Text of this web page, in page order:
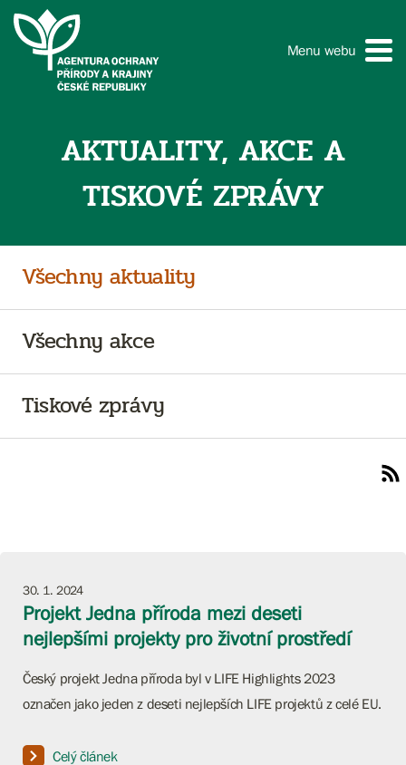
Menu webu
AKTUALITY, AKCE A
TISKOVÉ ZPRÁVY
Všechny aktuality
Všechny akce
Tiskové zprávy
30. 1. 2024
Projekt Jedna příroda mezi deseti
nejlepšími projekty pro životní prostředí
Český projekt Jedna příroda byl v LIFE Highlights 2023
označen jako jeden z deseti nejlepších LIFE projektů z celé EU.
Celý článek